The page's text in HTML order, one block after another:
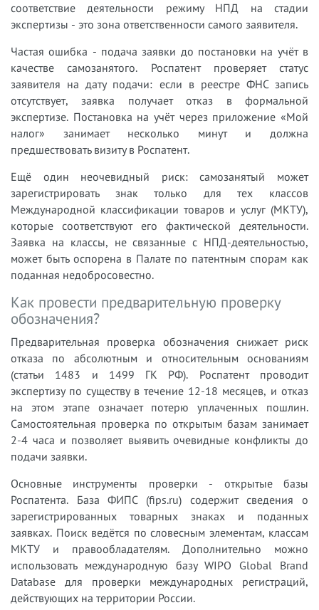
соответствие деятельности режиму НПД на стадии
экспертизы - это зона ответственности самого заявителя.
Частая ошибка - подача заявки до постановки на учёт в
качестве самозанятого. Роспатент проверяет статус
заявителя на дату подачи: если в реестре ФНС запись
отсутствует, заявка получает отказ в формальной
экспертизе. Постановка на учёт через приложение «Мой
налог» занимает несколько минут и должна
предшествовать визиту в Роспатент.
Ещё один неочевидный риск: самозанятый может
зарегистрировать знак только для тех классов
Международной классификации товаров и услуг (МКТУ),
которые соответствуют его фактической деятельности.
Заявка на классы, не связанные с НПД-деятельностью,
может быть оспорена в Палате по патентным спорам как
поданная недобросовестно.
Как провести предварительную проверку
обозначения?
Предварительная проверка обозначения снижает риск
отказа по абсолютным и относительным основаниям
(статьи 1483 и 1499 ГК РФ). Роспатент проводит
экспертизу по существу в течение 12-18 месяцев, и отказ
на этом этапе означает потерю уплаченных пошлин.
Самостоятельная проверка по открытым базам занимает
2-4 часа и позволяет выявить очевидные конфликты до
подачи заявки.
Основные инструменты проверки - открытые базы
Роспатента. База ФИПС (fips.ru) содержит сведения о
зарегистрированных товарных знаках и поданных
заявках. Поиск ведётся по словесным элементам, классам
МКТУ и правообладателям. Дополнительно можно
использовать международную базу WIPO Global Brand
Database для проверки международных регистраций,
действующих на территории России.